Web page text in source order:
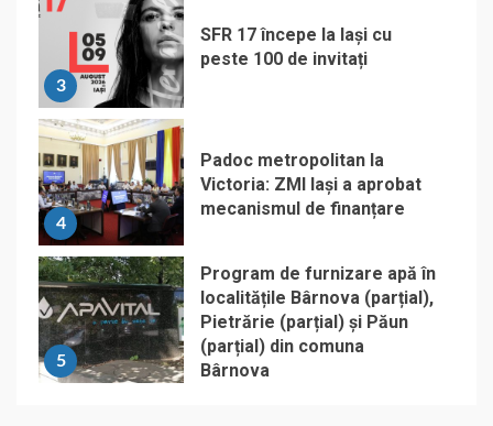
3
SFR 17 începe la Iași cu
peste 100 de invitați
4
Padoc metropolitan la
Victoria: ZMI Iași a aprobat
mecanismul de finanțare
5
Program de furnizare apă în
localitățile Bârnova (parțial),
Pietrărie (parțial) și Păun
(parțial) din comuna
Bârnova